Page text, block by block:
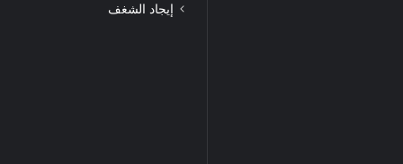
إيجاد الشغف